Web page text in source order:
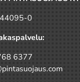
0
6377